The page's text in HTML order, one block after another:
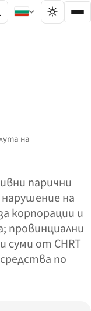
на
парични
нарушение на
корпорации и
провинциални
суми от CHRT
по